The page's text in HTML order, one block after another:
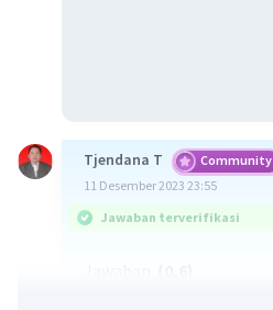
Tjendana T Community
11 Desember 2023 23:55
Jawaban terverifikasi